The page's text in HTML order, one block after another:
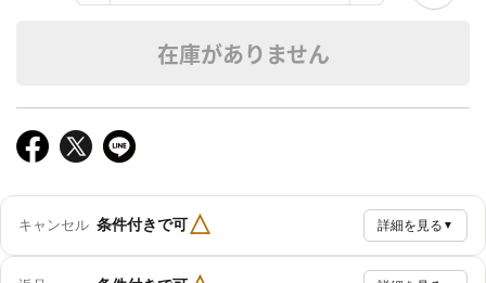
在庫がありません
キャンセル 条件付きで可△ 詳細を見る ▼